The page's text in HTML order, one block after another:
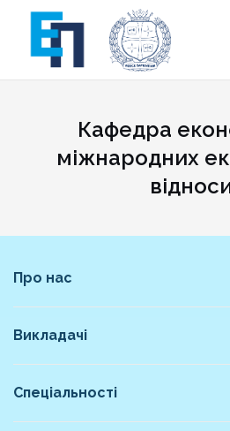
content
Кафедра
міжнародних
Про нас
Викладачі
Спеціальності